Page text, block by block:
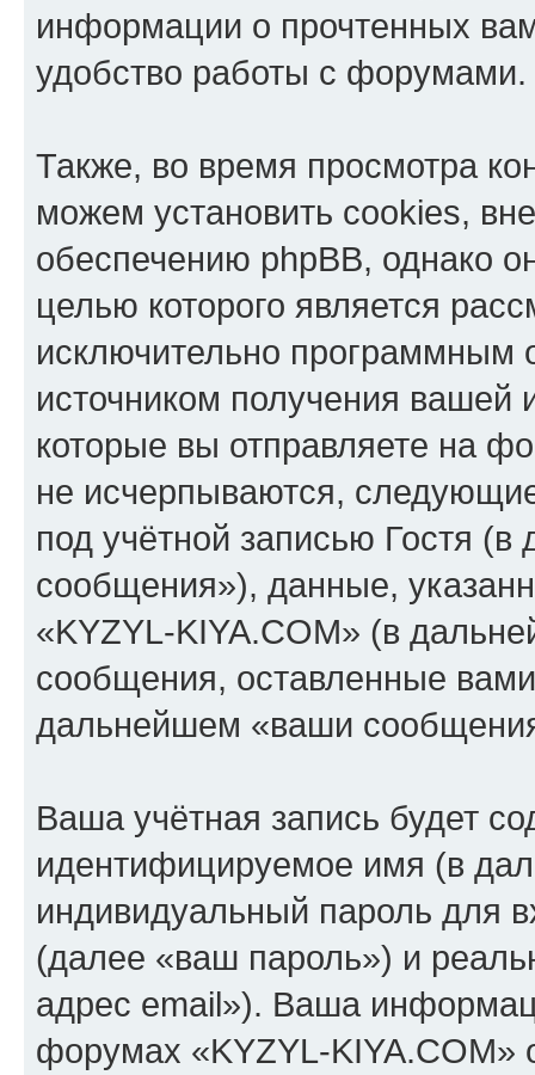
информации о прочтенных
удобство работы с форумами.
Также, во время просмотра
можем установить cookies,
обеспечению phpBB, однако
целью которого является
исключительно программным
источником получения
которые вы отправляете на
не исчерпываются,
под учётной записью Гостя
сообщения»), данные,
«KYZYL-KIYA.COM» (в
сообщения, оставленные
дальнейшем «ваши
Ваша учётная запись будет
идентифицируемое имя (в
индивидуальный пароль для
(далее «ваш пароль») и
адрес email»). Ваша
форумах «KYZYL-KIYA.COM»